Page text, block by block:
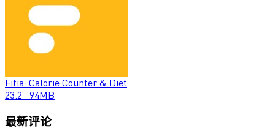
Fitia: Calorie Counter & Diet
23.2 · 94MB
最新评论